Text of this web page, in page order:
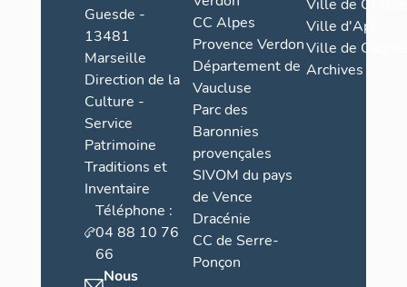
Guesde -
13481
Marseille
Direction de la
Culture -
Service
Patrimoine
Traditions et
Inventaire
Téléphone :
04 88 10 76
66
Nous
CC Alpes
Provence Verdon
Département de
Vaucluse
Parc des
Baronnies
provençales
SIVOM du pays
de Vence
Dracénie
CC de Serre-
Ponçon
Ville de Grasse
Ville d'Apt
Ville de
Archives